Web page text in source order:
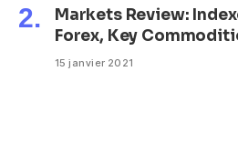
Markets Review:
Forex, Key
15 janvier 2021